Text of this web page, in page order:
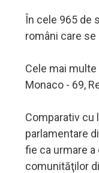
În cele 965 de
români care
Cele mai multe
Monaco - 69,
Comparativ cu
parlamentare
fie ca urmare
comunităţilor